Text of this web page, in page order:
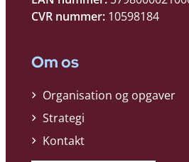
CVR nummer: 10598184
Om os
Organisation og opgaver
Strategi
Kontakt